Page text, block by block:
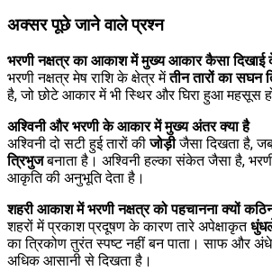
अक्सर पूछे जाने वाले प्रश्न
भरणी नक्षत्र का आकाश में मुख्य आकार कैसा दिखाई
भरणी नक्षत्र मेष राशि के क्षेत्र मेंतीन तारों का सघन
है, जो छोटे आकार में भी स्थिर और घिरा हुआ महसूस
अश्विनी और भरणी के आकार में मुख्य अंतर क्या है
अश्विनी दो सटी हुई तारों कीजोड़ीजैसा दिखता है,
त्रिभुजबनाता है। अश्विनी हल्का संकेत जैसा है,
आकृति की अनुभूति देता है।
शहरी आकाश में भरणी नक्षत्र को पहचानना क्यों
शहरों में प्रकाश प्रदूषण के कारण तारे अपेक्षाकृत
का त्रिकोण तुरंत स्पष्ट नहीं बन पाता। साफ और
अधिक आसानी से दिखता है।